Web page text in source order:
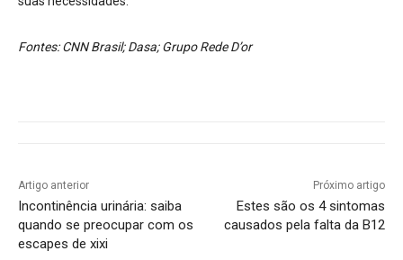
Fontes: CNN Brasil; Dasa; Grupo Rede D’or
Artigo anterior
Incontinência urinária: saiba
quando se preocupar com os
escapes de xixi
Próximo artigo
Estes são os 4 sintomas
causados pela falta da B12